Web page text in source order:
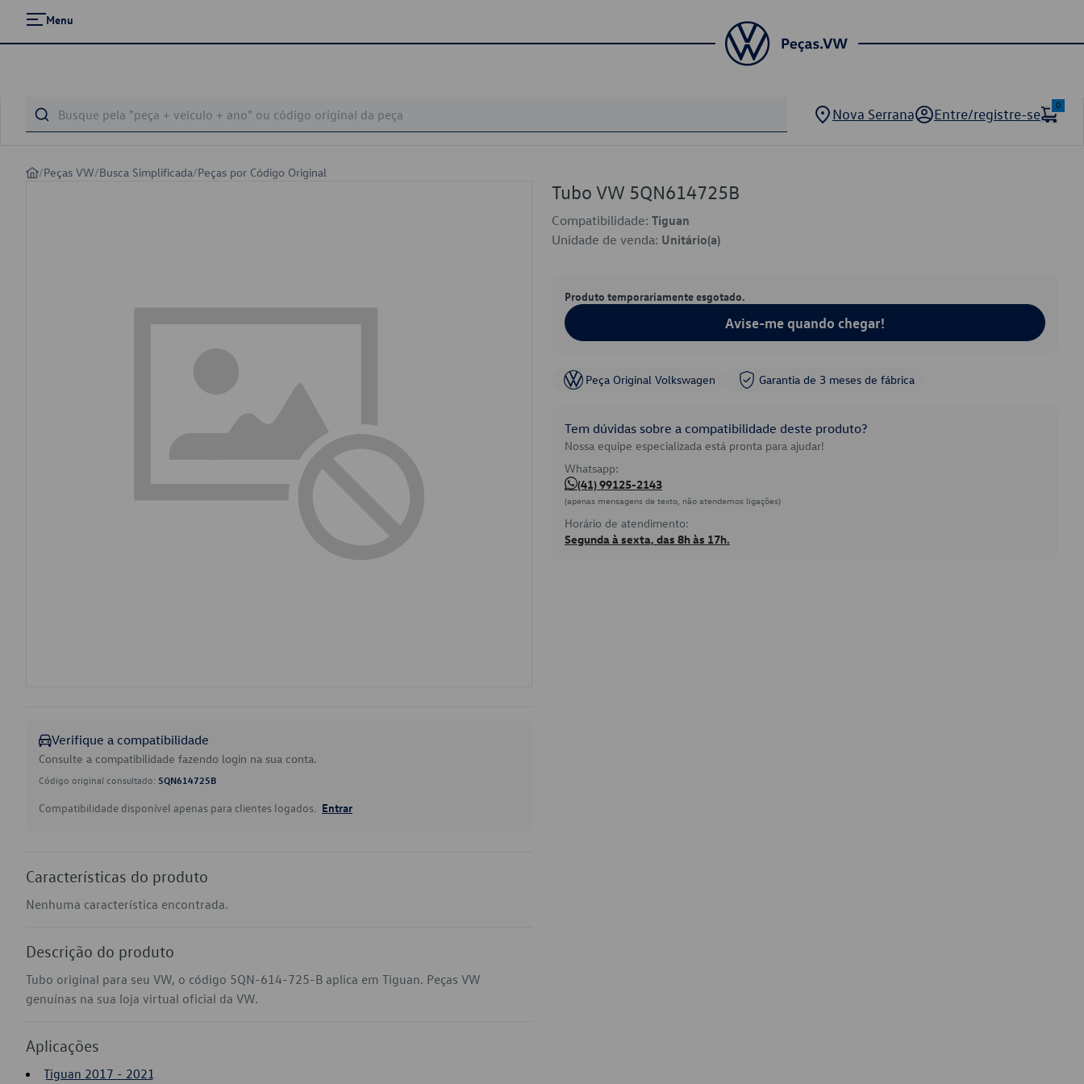
Menu
Nova Serrana Entre/registre-se
0
/Peças VW/Busca Simplificada/Peças por Código Original
Verifique a compatibilidade
Consulte a compatibilidade fazendo login na sua conta.
Código original consultado: 5QN614725B
Compatibilidade disponível apenas para clientes logados. Entrar
Características do produto
Nenhuma característica encontrada.
Descrição do produto
Tubo original para seu VW, o código 5QN-614-725-B aplica em Tiguan. Peças VW
genuínas na sua loja virtual oficial da VW.
Aplicações
Tiguan 2017 - 2021
Tubo VW 5QN614725B
Compatibilidade: Tiguan
Unidade de venda: Unitário(a)
Produto temporariamente esgotado.
Avise-me quando chegar!
Peça Original Volkswagen Garantia de 3 meses de fábrica
Tem dúvidas sobre a compatibilidade deste produto?
Nossa equipe especializada está pronta para ajudar!
Whatsapp:
(41) 99125-2143
(apenas mensagens de texto, não atendemos ligações)
Horário de atendimento:
Segunda à sexta, das 8h às 17h.